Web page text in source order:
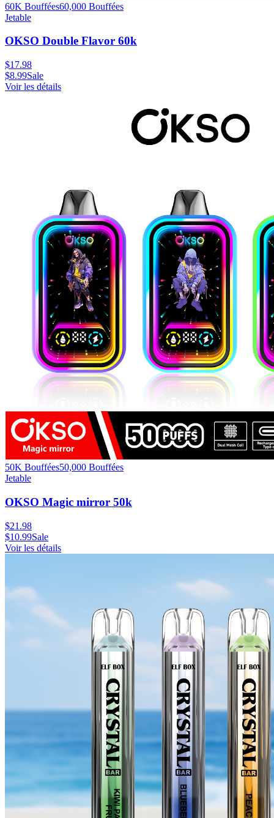
60K Bouffées60,000 Bouffées
Jetable
OKSO Double Flavor 60k
$17.98
$8.99Sale
Voir les détails
50K Bouffées50,000 Bouffées
Jetable
OKSO Magic mirror 50k
$21.98
$10.99Sale
Voir les détails